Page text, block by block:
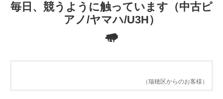
アップライトピアノ
毎日、競うように触っています（中古ピ
アノ/ヤマハ/U3H）
（瑞穂区からのお客様）